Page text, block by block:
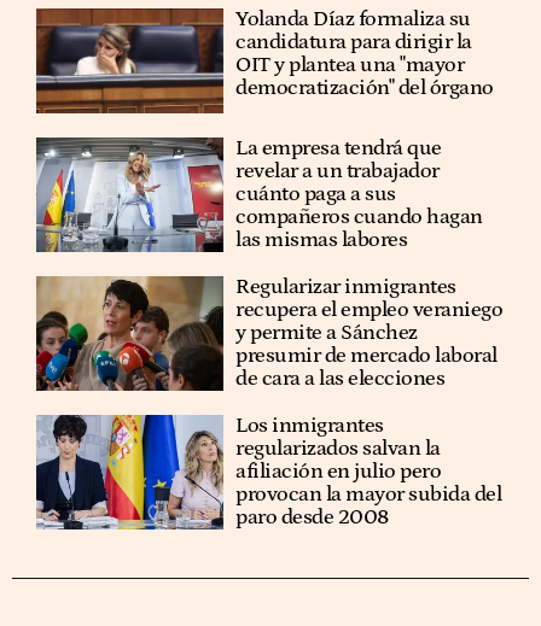
Yolanda Díaz formaliza su
candidatura para dirigir la
OIT y plantea una "mayor
democratización" del órgano
La empresa tendrá que
revelar a un trabajador
cuánto paga a sus
compañeros cuando hagan
las mismas labores
Regularizar inmigrantes
recupera el empleo veraniego
y permite a Sánchez
presumir de mercado laboral
de cara a las elecciones
Los inmigrantes
regularizados salvan la
afiliación en julio pero
provocan la mayor subida del
paro desde 2008